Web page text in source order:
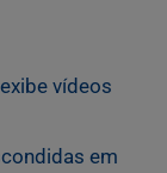
vídeos
em